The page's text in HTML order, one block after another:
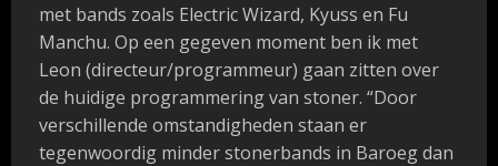
met bands zoals Electric Wizard, Kyuss en Fu
Manchu. Op een gegeven moment ben ik met
Leon (directeur/programmeur) gaan zitten over
de huidige programmering van stoner. “Door
verschillende omstandigheden staan er
tegenwoordig minder stonerbands in Baroeg dan